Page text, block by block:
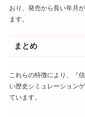
おり、発売から長い年月
ます。
まとめ
これらの特徴により、『
い歴史シミュレーション
ています。